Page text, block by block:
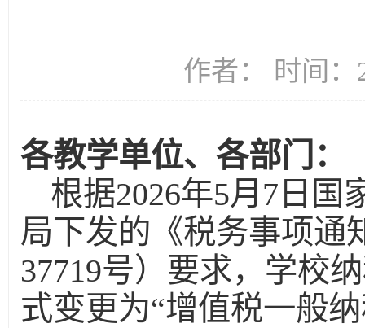
作者： 时间：
各教学单位、各部门：
根据2026年5月7日国
局下发的《税务事项通
37719号）要求，学校
式变更为“增值税一般